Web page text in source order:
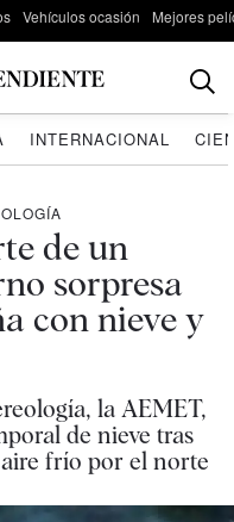
Vehículos ocasión Mejores
INTERNACIONAL
de un
sorpresa
con nieve y
la AEMET,
de nieve tras
frío por el norte